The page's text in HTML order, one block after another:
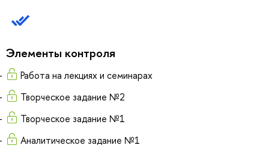
Элементы контроля
Работа на лекциях и семинарах
Творческое задание №2
Творческое задание №1
Аналитическое задание №1